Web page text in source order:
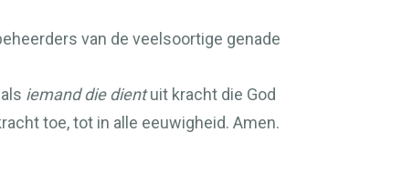
van de veelsoortige genade
iemand die dientuit kracht die God
toe, tot in alle eeuwigheid. Amen.